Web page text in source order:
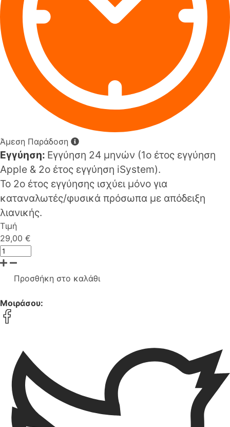
Άμεση Παράδοση
Εγγύηση: Εγγύηση 24 μηνών (1o έτος εγγύηση
Apple & 2ο έτος εγγύηση iSystem).
Το 2ο έτος εγγύησης ισχύει μόνο για
καταναλωτές/φυσικά πρόσωπα με απόδειξη
λιανικής.
Τιμή
29,00 €
Προσθήκη στο καλάθι
Μοιράσου: